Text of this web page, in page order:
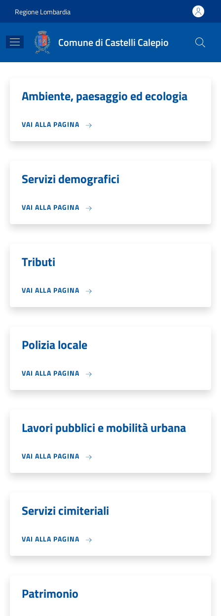
Regione Lombardia
Comune di Castelli Calepio
Ambiente, paesaggio ed ecologia
VAI ALLA PAGINA
Servizi demografici
VAI ALLA PAGINA
Tributi
VAI ALLA PAGINA
Polizia locale
VAI ALLA PAGINA
Lavori pubblici e mobilità urbana
VAI ALLA PAGINA
Servizi cimiteriali
VAI ALLA PAGINA
Patrimonio